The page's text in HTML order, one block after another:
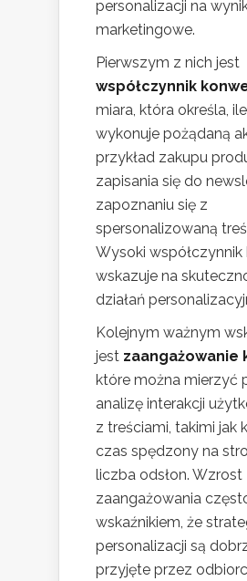
personalizacji na
marketingowe.
Pierwszym z nich jest
współczynnik
miara, która określa,
wykonuje pożądaną
przykład zakupu
zapisania się do
zapoznaniu się z
spersonalizowaną
Wysoki współczynnik
wskazuje na
działań
Kolejnym ważnym
jest zaangażowanie
które można mierzyć
analizę interakcji
z treściami, takimi jak
czas spędzony na
liczba odsłon. Wzrost
zaangażowania
wskaźnikiem, że
personalizacji są
przyjęte przez